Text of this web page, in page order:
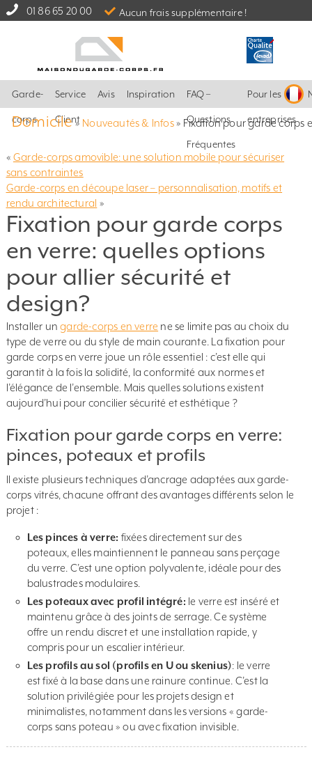
01 86 65 20 00 Aucun frais supplémentaire !
Garde-
corps
Service
Client
Avis Inspiration FAQ –
Questions
Fréquentes
Pour les
entreprises
Domicile» Nouveautés & Infos» Fixation pour garde corps
« Garde-corps amovible: une solution mobile pour sécuriser
sans contraintes
Garde-corps en découpe laser – personnalisation, motifs et
rendu architectural »
Fixation pour garde corps
en verre: quelles options
pour allier sécurité et
design?
Installer ungarde-corps en verre ne se limite pas au choix du
type de verre ou du style de main courante. La fixation pour
garde corps en verre joue un rôle essentiel : c’est elle qui
garantit à la fois la solidité, la conformité aux normes et
l’élégance de l’ensemble. Mais quelles solutions existent
aujourd’hui pour concilier sécurité et esthétique ?
Fixation pour garde corps en verre:
pinces, poteaux et profils
Il existe plusieurs techniques d’ancrage adaptées aux garde-
corps vitrés, chacune offrant des avantages différents selon le
projet :
Les pinces à verre: fixées directement sur des
poteaux, elles maintiennent le panneau sans perçage
du verre. C’est une option polyvalente, idéale pour des
balustrades modulaires.
Les poteaux avec profil intégré: le verre est inséré et
maintenu grâce à des joints de serrage. Ce système
offre un rendu discret et une installation rapide, y
compris pour un escalier intérieur.
Les profils au sol (profils en U ou skenius): le verre
est fixé à la base dans une rainure continue. C’est la
solution privilégiée pour les projets design et
minimalistes, notamment dans les versions « garde-
corps sans poteau » ou avec fixation invisible.